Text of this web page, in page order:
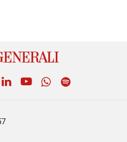
Instagram
LinkedIn
YouTubeWhatsApp